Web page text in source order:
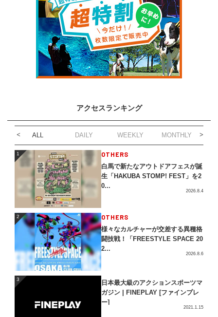
アクセスランキング
ALL DAILY WEEKLY MONTHLY
1 OTHERS
白馬で新たなアウトドアフェスが誕
生「HAKUBA STOMP! FEST」を2
0...
2026.8.4
2 OTHERS
様々なカルチャーが交差する異種格
闘技戦！「FREESTYLE SPACE 20
2...
2026.8.6
3
日本最大級のアクションスポーツマ
ガジン | FINEPLAY [ファインプレ
ー]
2021.1.15